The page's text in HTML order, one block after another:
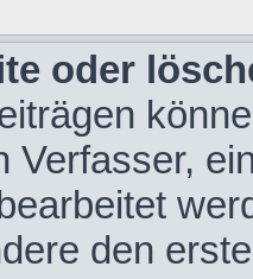
oder
Verfasser,
den